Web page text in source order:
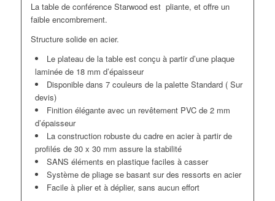
La table de conférence Starwood est pliante, et offre un
faible encombrement.
Structure solide en acier.
Le plateau de la table est conçu à partir d’une plaque
laminée de 18 mm d’épaisseur
Disponible dans 7 couleurs de la palette Standard ( Sur
devis)
Finition élégante avec un revêtement PVC de 2 mm
d’épaisseur
La construction robuste du cadre en acier à partir de
profilés de 30 x 30 mm assure la stabilité
SANS éléments en plastique faciles à casser
Système de pliage se basant sur des ressorts en acier
Facile à plier et à déplier, sans aucun effort